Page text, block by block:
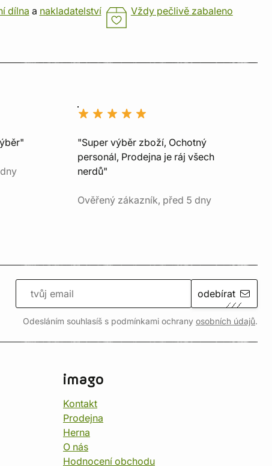
dílna a nakladatelství Vždy pečlivě zabaleno
"Super výběr zboží, Ochotný
personál, Prodejna je ráj všech
nerdů"
Ověřený zákazník, před 5 dny
odebírat
Odesláním souhlasíš s podmínkami ochrany osobních údajů.
imago
Kontakt
Prodejna
Herna
O nás
Hodnocení obchodu